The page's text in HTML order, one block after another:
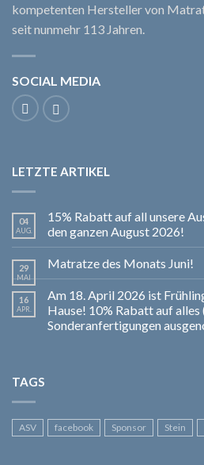
kompetenten Hersteller von
seit nunmehr 113 Jahren.
SOCIAL MEDIA
LETZTE ARTIKEL
04
AUG.
15% Rabatt auf all unsere
den ganzen August 2026!
29
MAI
Matratze des Monats Juni!
16
APR.
Am 18. April 2026 ist
Hause! 10% Rabatt auf alles
Sonderanfertigungen
TAGS
ASV facebook Sponsor Stein